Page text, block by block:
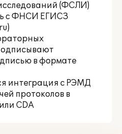
(ФСЛИ)
с ФНСИ ЕГИСЗ
в формате
интеграция с РЭМД
протоколов в
CDA